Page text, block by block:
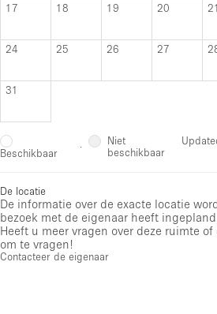
17 18 19 20 21
24 25 26 27
31
Beschikbaar ·
Niet
beschikbaar
De locatie
De informatie over de exacte locatie
bezoek met de eigenaar heeft ingepland.
Heeft u meer vragen over deze ruimte
om te vragen!
Contacteer de eigenaar